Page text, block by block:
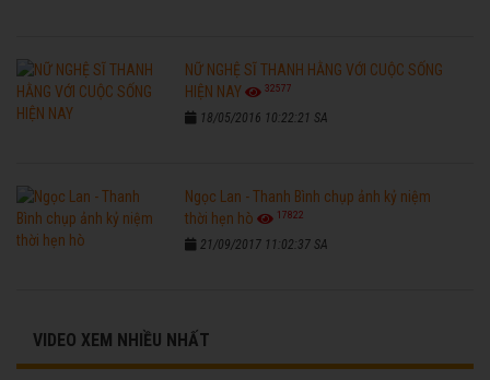
NỮ NGHỆ SĨ THANH HẰNG VỚI CUỘC SỐNG
HIỆN NAY
32577
18/05/2016 10:22:21 SA
Ngọc Lan - Thanh Bình chụp ảnh kỷ niệm
thời hẹn hò
17822
21/09/2017 11:02:37 SA
VIDEO XEM NHIỀU NHẤT